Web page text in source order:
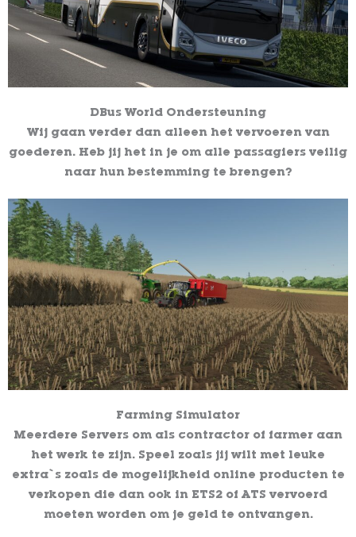
DBus World Ondersteuning
Wij gaan verder dan alleen het vervoeren van
goederen. Heb jij het in je om alle passagiers veilig
naar hun bestemming te brengen?
Farming Simulator
Meerdere Servers om als contractor of farmer aan
het werk te zijn. Speel zoals jij wilt met leuke
extra`s zoals de mogelijkheid online producten te
verkopen die dan ook in ETS2 of ATS vervoerd
moeten worden om je geld te ontvangen.